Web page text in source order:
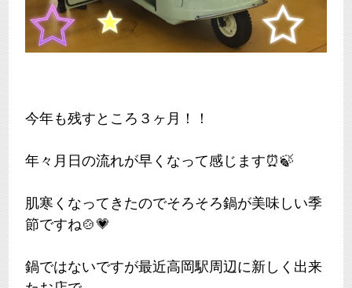
今年も残すところ３ヶ月！！
年々月日の流れが早くなって感じます⏰🍃
肌寒くなってきたのでそろそろ鍋が美味しい季
節ですね🍲💗
鍋ではないですが最近高岡駅周辺に新しく出来